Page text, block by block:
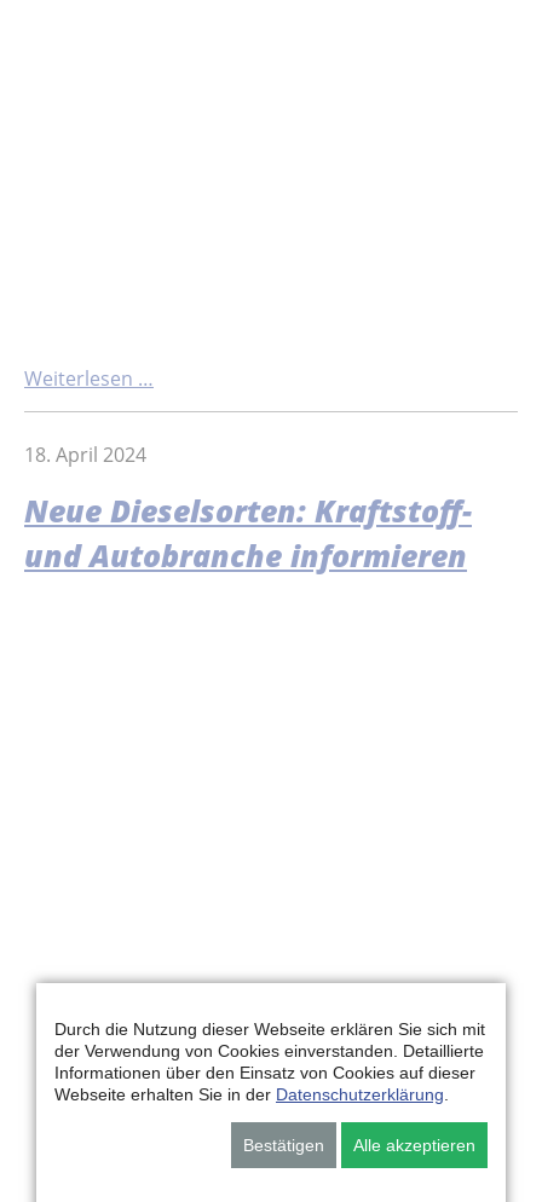
Weiterlesen …
18. April 2024
Neue Dieselsorten: Kraftstoff-
und Autobranche informieren
Durch die Nutzung dieser Webseite erklären Sie sich mit
der Verwendung von Cookies einverstanden. Detaillierte
Informationen über den Einsatz von Cookies auf dieser
Webseite erhalten Sie in der Datenschutzerklärung
Bestätigen Alle akzeptieren